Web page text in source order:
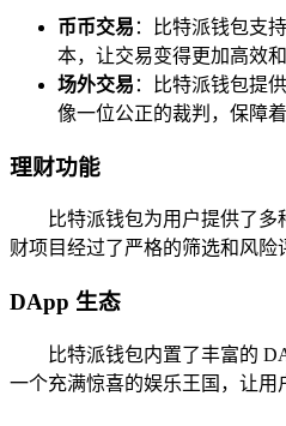
币币交易 ：比特派钱包支
本，让交易变得更加高效和
场外交易 ：比特派钱包提
像一位公正的裁判，保障
理财功能
比特派钱包为用户提供了
财项目经过了严格的筛选和风险
DApp 生态
比特派钱包内置了丰富的
一个充满惊喜的娱乐王国，让用